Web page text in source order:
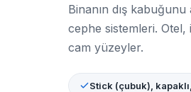
Binanın dış
cephe sistemleri. Otel,
cam yüzeyler.
Stick (çubuk),